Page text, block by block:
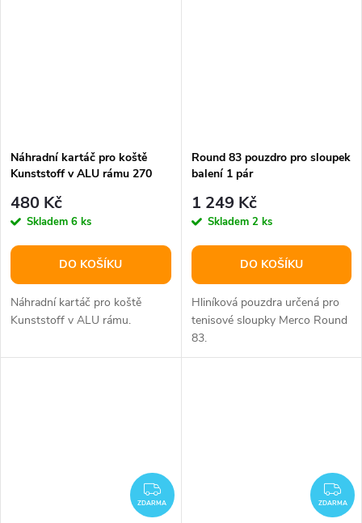
Náhradní kartáč pro koště
Kunststoff v ALU rámu 270
480 Kč
Skladem 6 ks
DO KOŠÍKU
Náhradní kartáč pro koště
Kunststoff v ALU rámu.
Round 83 pouzdro pro sloupek
balení 1 pár
1 249 Kč
Skladem 2 ks
DO KOŠÍKU
Hliníková pouzdra určená pro
tenisové sloupky Merco Round
83.
ZDARMA
ZDARMA ZDARMA